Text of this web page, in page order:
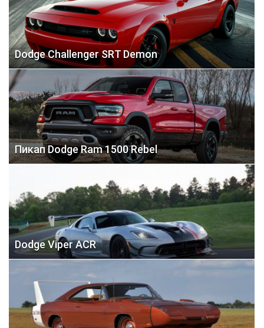
Dodge Challenger SRT Demon
Пикап Dodge Ram 1500 Rebel
Dodge Viper ACR